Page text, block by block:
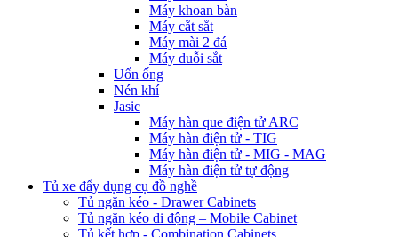
Máy khoan bàn
Máy cắt sắt
Máy mài 2 đá
Máy duỗi sắt
Uốn ống
Nén khí
Jasic
Máy hàn que điện tử ARC
Máy hàn điện tử - TIG
Máy hàn điện tử - MIG - MAG
Máy hàn điện tử tự động
Tủ xe đẩy dụng cụ đồ nghề
Tủ ngăn kéo - Drawer Cabinets
Tủ ngăn kéo di động – Mobile Cabinet
Tủ kết hợp - Combination Cabinets